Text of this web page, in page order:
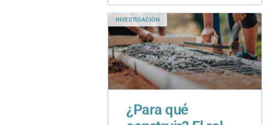
¿Para qué
construir? El rol
social de